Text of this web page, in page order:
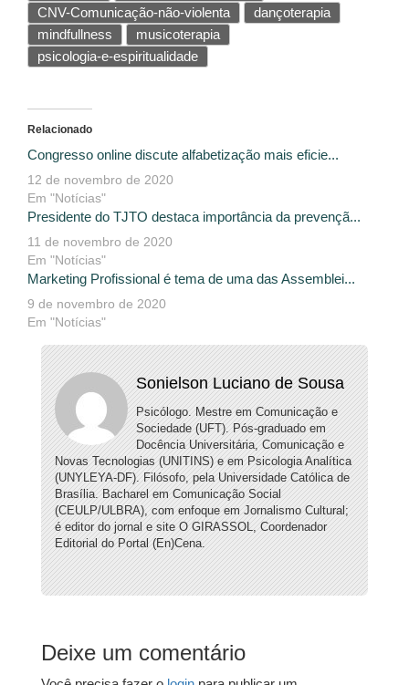
CNV-Comunicação-não-violenta
dançoterapia
mindfullness
musicoterapia
psicologia-e-espiritualidade
Relacionado
Congresso online discute alfabetização mais eficie...
12 de novembro de 2020
Em "Notícias"
Presidente do TJTO destaca importância da prevençã...
11 de novembro de 2020
Em "Notícias"
Marketing Profissional é tema de uma das Assemblei...
9 de novembro de 2020
Em "Notícias"
Sonielson Luciano de Sousa
Psicólogo. Mestre em Comunicação e
Sociedade (UFT). Pós-graduado em
Docência Universitária, Comunicação e
Novas Tecnologias (UNITINS) e em Psicologia Analítica
(UNYLEYA-DF). Filósofo, pela Universidade Católica de
Brasília. Bacharel em Comunicação Social
(CEULP/ULBRA), com enfoque em Jornalismo Cultural;
é editor do jornal e site O GIRASSOL, Coordenador
Editorial do Portal (En)Cena.
Deixe um comentário